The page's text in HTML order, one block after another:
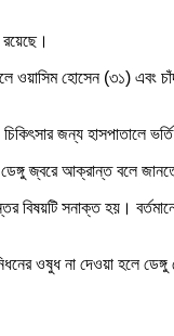
হোসেন (৩১) এবং
জন্য হাসপাতালে
ডেঙ্গু জ্বরে আক্রান্ত বলে
সনাক্ত হয়।
ওষুধ না দেওয়া হলে ডেঙ্গু